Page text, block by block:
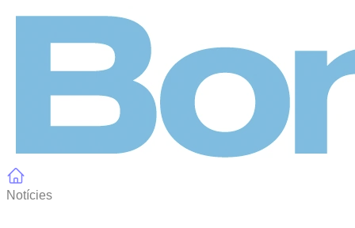
Notícies